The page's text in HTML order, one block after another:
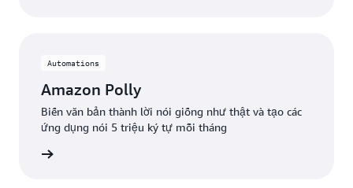
Automations
Amazon Polly
Biến văn bản thành lời nói giống như thật và tạo các
ứng dụng nói 5 triệu ký tự mỗi tháng